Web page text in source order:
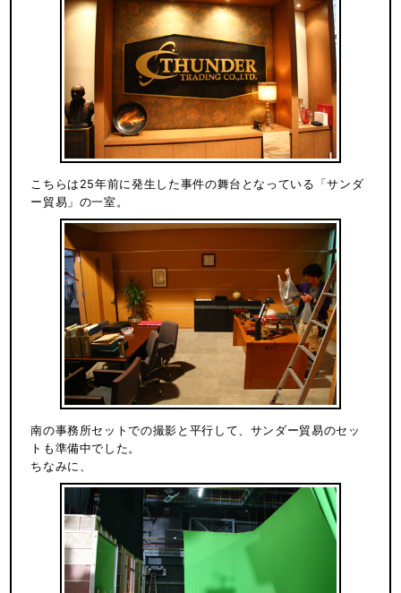
こちらは25年前に発生した事件の舞台となっている「サンダ
ー貿易」の一室。
南の事務所セットでの撮影と平行して、サンダー貿易のセッ
トも準備中でした。
ちなみに、